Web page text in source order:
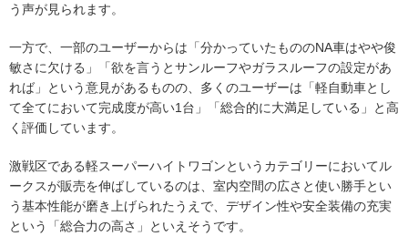
う声が見られます。
一方で、一部のユーザーからは「分かっていたもののNA車はやや俊
敏さに欠ける」「欲を言うとサンルーフやガラスルーフの設定があ
れば」という意見があるものの、多くのユーザーは「軽自動車とし
て全てにおいて完成度が高い1台」「総合的に大満足している」と高
く評価しています。
激戦区である軽スーパーハイトワゴンというカテゴリーにおいてル
ークスが販売を伸ばしているのは、室内空間の広さと使い勝手とい
う基本性能が磨き上げられたうえで、デザイン性や安全装備の充実
という「総合力の高さ」といえそうです。